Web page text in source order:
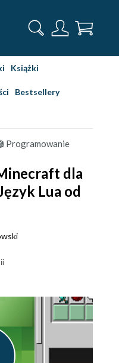
Książki
Bestsellery
Programowanie
dla
Lua od